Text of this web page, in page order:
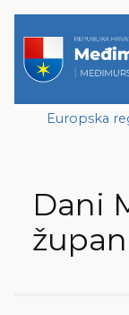
Europska
Dani